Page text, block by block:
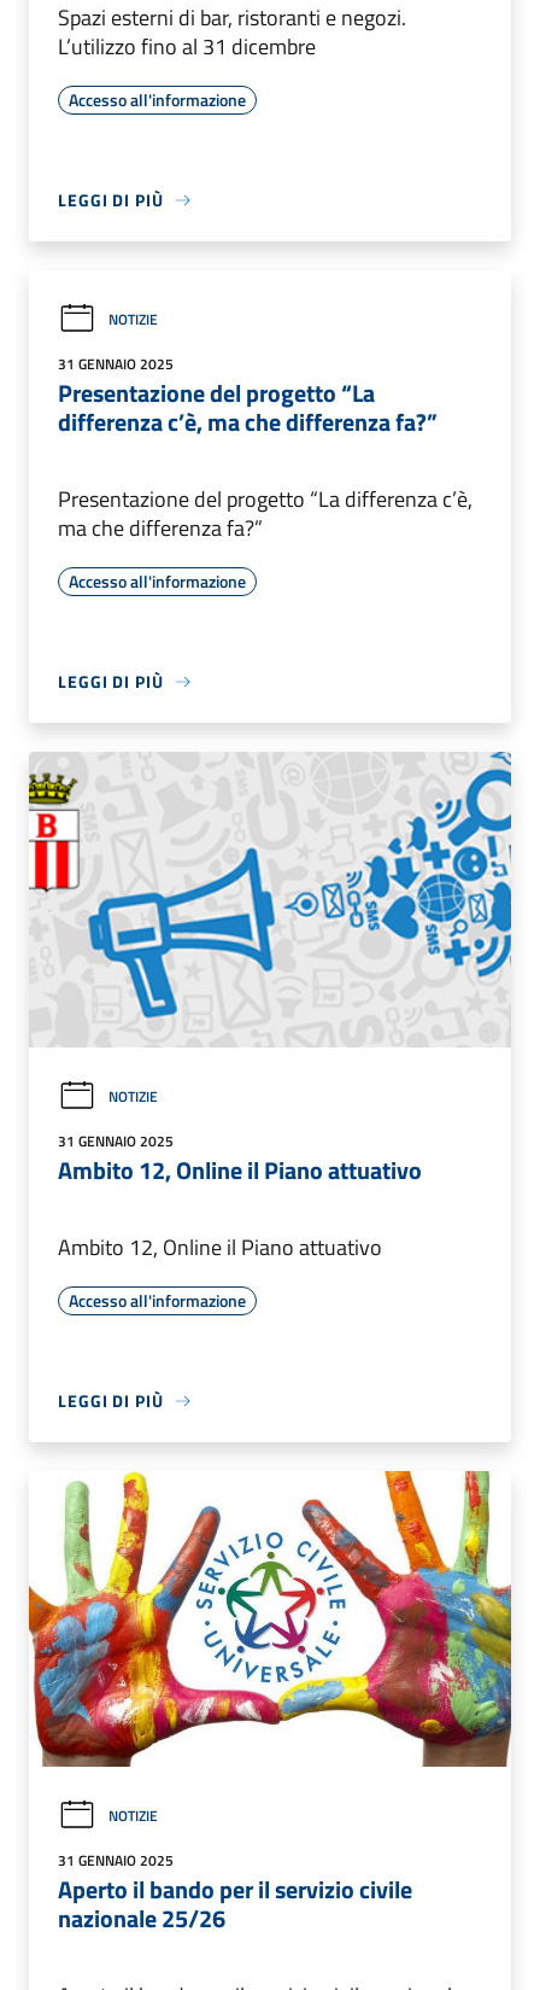
Spazi esterni di bar, ristoranti e negozi.
L’utilizzo fino al 31 dicembre
Accesso all'informazione
LEGGI DI PIÙ
NOTIZIE
31 GENNAIO 2025
Presentazione del progetto “La
differenza c’è, ma che differenza fa?”
Presentazione del progetto “La differenza c’è,
ma che differenza fa?”
Accesso all'informazione
LEGGI DI PIÙ
NOTIZIE
31 GENNAIO 2025
Ambito 12, Online il Piano attuativo
Ambito 12, Online il Piano attuativo
Accesso all'informazione
LEGGI DI PIÙ
NOTIZIE
31 GENNAIO 2025
Aperto il bando per il servizio civile
nazionale 25/26